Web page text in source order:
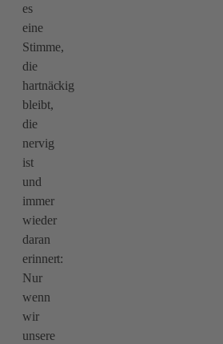
es
eine
Stimme,
die
hartnäckig
bleibt,
die
nervig
ist
und
immer
wieder
daran
erinnert:
Nur
wenn
wir
unsere